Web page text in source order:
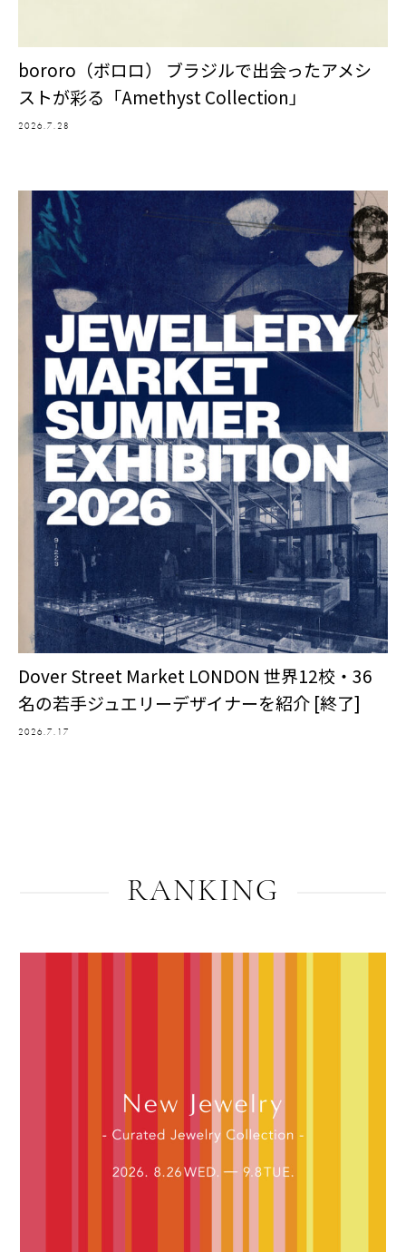
bororo（ボロロ） ブラジルで出会ったアメシ
ストが彩る「Amethyst Collection」
2026.7.28
Dover Street Market LONDON 世界12校・36
名の若手ジュエリーデザイナーを紹介 [終了]
2026.7.17
RANKING